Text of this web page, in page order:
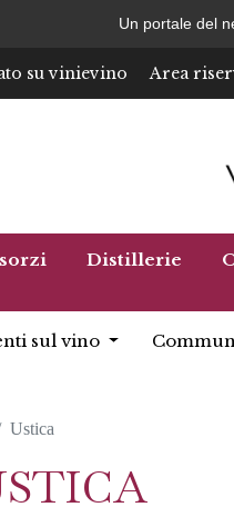
Un portale del
su vinievino Area
Distillerie
sul vino
Ustica